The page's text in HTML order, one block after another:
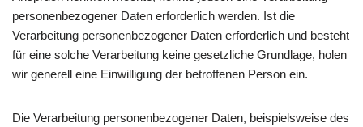
personenbezogener Daten erforderlich werden. Ist die
Verarbeitung personenbezogener Daten erforderlich und besteht
für eine solche Verarbeitung keine gesetzliche Grundlage, holen
wir generell eine Einwilligung der betroffenen Person ein.
Die Verarbeitung personenbezogener Daten, beispielsweise des